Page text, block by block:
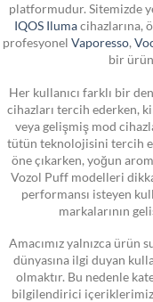
platformudur. Sitemizde
IQOS Ilumacihazlarına,
profesyonel Vaporesso
bir ürün
Her kullanıcı farklı bir
cihazları tercih ederken,
veya gelişmiş mod
tütün teknolojisini tercih
öne çıkarken, yoğun
Vozol Puff modelleri
performansı isteyen
markalarının
Amacımız yalnızca ürün
dünyasına ilgi duyan
olmaktır. Bu nedenle
bilgilendirici içeriklerimiz